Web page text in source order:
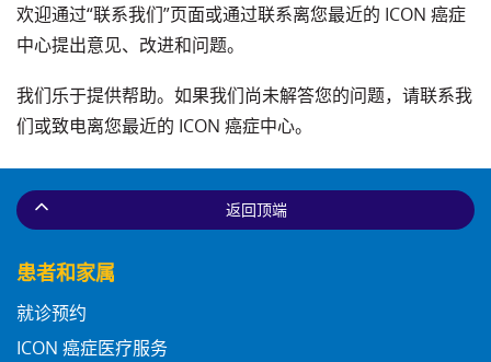
欢迎通过“联系我们”页面或通过联系离您最近的 ICON 癌症
中心提出意见、改进和问题。
我们乐于提供帮助。如果我们尚未解答您的问题，请联系我
们或致电离您最近的 ICON 癌症中心。
患者和家属
就诊预约
ICON 癌症医疗服务
返回顶端